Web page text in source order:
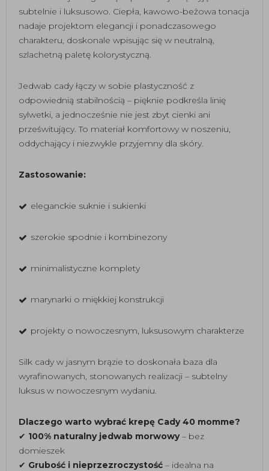
subtelnie i luksusowo. Ciepła, kawowo-beżowa tonacja
nadaje projektom elegancji i ponadczasowego
charakteru, doskonale wpisując się w neutralną,
szlachetną paletę kolorystyczną.
Jedwab cady łączy w sobie plastyczność z
odpowiednią stabilnością – pięknie podkreśla linię
sylwetki, a jednocześnie nie jest zbyt cienki ani
prześwitujący. To materiał komfortowy w noszeniu,
oddychający i niezwykle przyjemny dla skóry.
Zastosowanie:
eleganckie suknie i sukienki
szerokie spodnie i kombinezony
minimalistyczne komplety
marynarki o miękkiej konstrukcji
projekty o nowoczesnym, luksusowym charakterze
Silk cady w jasnym brązie to doskonała baza dla
wyrafinowanych, stonowanych realizacji – subtelny
luksus w nowoczesnym wydaniu.
Dlaczego warto wybrać krepę Cady 40 momme?
✔ 100% naturalny jedwab morwowy– bez
domieszek
✔ Grubość i nieprzezroczystość – idealna na